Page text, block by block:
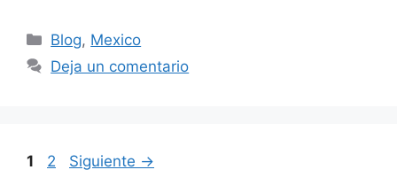
Categorías
Blog, Mexico
Deja un comentario
Página
1 Página
2 Siguiente →